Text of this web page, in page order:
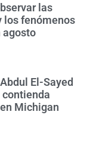
las
los fenómenos
agosto
El-Sayed
contienda
Michigan